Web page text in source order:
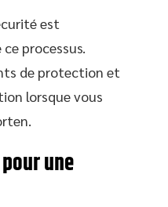
est
processus.
de protection et
lorsque vous
une